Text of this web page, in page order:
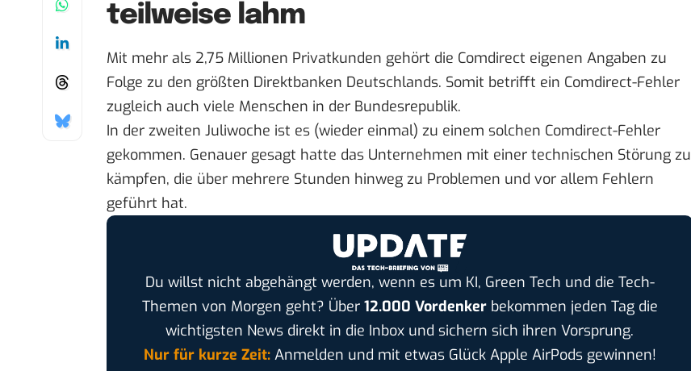
teilweise lahm
Mit mehr als 2,75 Millionen Privatkunden gehört die Comdirect eigenen Angaben zu
Folge zu den größten Direktbanken Deutschlands. Somit betrifft ein Comdirect-Fehler
zugleich auch viele Menschen in der Bundesrepublik.
In der zweiten Juliwoche ist es (wieder einmal) zu einem solchen Comdirect-Fehler
gekommen. Genauer gesagt hatte das Unternehmen mit einer technischen Störung zu
kämpfen, die über mehrere Stunden hinweg zu Problemen und vor allem Fehlern
geführt hat.
Du willst nicht abgehängt werden, wenn es um KI, Green Tech und die Tech-
Themen von Morgen geht? Über 12.000 Vordenkerbekommen jeden Tag die
wichtigsten News direkt in die Inbox und sichern sich ihren Vorsprung.
Nur für kurze Zeit:Anmelden und mit etwas Glück Apple AirPods gewinnen!